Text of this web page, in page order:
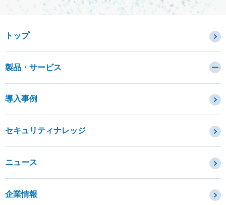
トップ
製品・サービス
OTセキュリティ
導入事例
セキュリティナレッジ
ニュース
企業情報